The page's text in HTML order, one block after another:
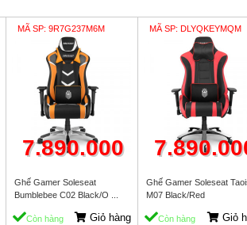
MÃ SP: 9R7G237M6M
7.890.000
Ghế Gamer Soleseat
Bumblebee C02 Black/O ...
Còn hàng Giỏ hàng
MÃ SP: DLYQKEYMQM
Ghế Gamer Soleseat
M07 Black/Red
Còn hàng Giỏ